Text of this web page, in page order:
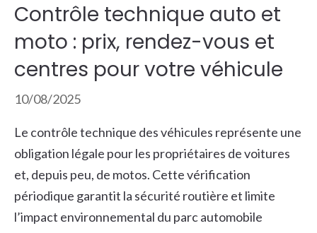
Contrôle technique auto et
moto : prix, rendez-vous et
centres pour votre véhicule
10/08/2025
Le contrôle technique des véhicules représente une
obligation légale pour les propriétaires de voitures
et, depuis peu, de motos. Cette vérification
périodique garantit la sécurité routière et limite
l’impact environnemental du parc automobile